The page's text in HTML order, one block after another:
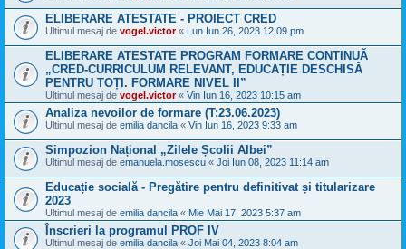
ELIBERARE ATESTATE - PROIECT CRED
Ultimul mesaj de vogel.victor« Lun Iun 26, 2023 12:09 pm
ELIBERARE ATESTATE PROGRAM FORMARE CONTINUĂ
„CRED-CURRICULUM RELEVANT, EDUCAȚIE DESCHISĂ
PENTRU TOȚI. FORMARE NIVEL II”
Ultimul mesaj de vogel.victor« Vin Iun 16, 2023 10:15 am
Analiza nevoilor de formare (T:23.06.2023)
Ultimul mesaj de emilia dancila « Vin Iun 16, 2023 9:33 am
Simpozion Național „Zilele Școlii Albei”
Ultimul mesaj de emanuela.mosescu « Joi Iun 08, 2023 11:14 am
Educație socială - Pregătire pentru definitivat și titularizare
2023
Ultimul mesaj de emilia dancila « Mie Mai 17, 2023 5:37 am
Înscrieri la programul PROF IV
Ultimul mesaj de emilia dancila « Joi Mai 04, 2023 8:04 am